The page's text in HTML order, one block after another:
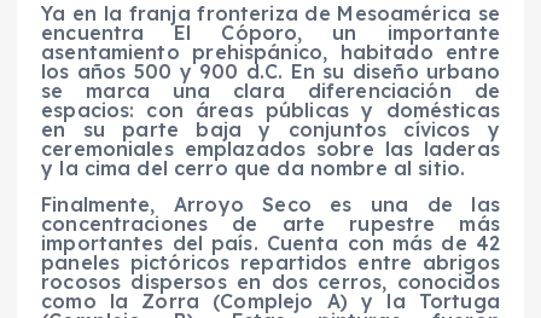
Ya en la franja fronteriza de Mesoamérica se
encuentra El Cóporo, un importante
asentamiento prehispánico, habitado entre
los años 500 y 900 d.C. En su diseño urbano
se marca una clara diferenciación de
espacios: con áreas públicas y domésticas
en su parte baja y conjuntos cívicos y
ceremoniales emplazados sobre las laderas
y la cima del cerro que da nombre al sitio.
Finalmente, Arroyo Seco es una de las
concentraciones de arte rupestre más
importantes del país. Cuenta con más de 42
paneles pictóricos repartidos entre abrigos
rocosos dispersos en dos cerros, conocidos
como la Zorra (Complejo A) y la Tortuga